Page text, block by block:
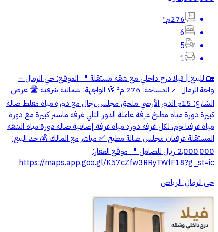
276م²
6
5
1
🏡 للبيع | فيلا درج داخلي مع شقة مستقلة 📍 الموقع: حي الرمال –
واحة الرمال 📐 المساحة: 276 م² 🧭 الواجهة: شمالية شرقية 🛣 عرض
الشارع: 15م الدور الأرضي ملحق مجلس رجال مع دورة مياه مقلط صالة
كبيرة دورة مياه مطبخ غرفة عاملة الدور الثاني غرفة ماستر كبيرة مع دورة
مياه غرفتا نوم، لكل غرفة دورة مياه غرفة إضافية صالة دورة مياه الشقة
المستقلة غرفتان مجلس صالة مطبخ ✅ مباشر مع المالك 💰 حد البيع:
2,000,000 ريال للصامل 📍 موقع العقار:
https://maps.app.goo.gl/K57cZfw3RRyTWfF18?g_st=ic⁠
حي الرمال, الرياض